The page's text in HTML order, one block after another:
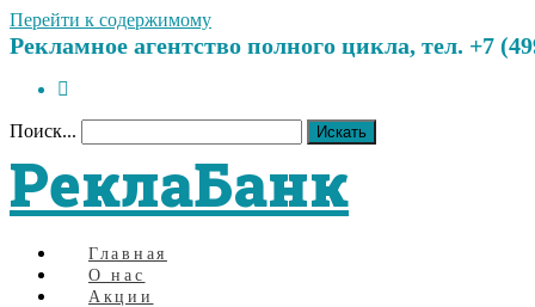
Перейти к содержимому
Рекламное агентство полного цикла, тел. +7
Поиск... Искать
РеклаБанк
Главная
О нас
Акции